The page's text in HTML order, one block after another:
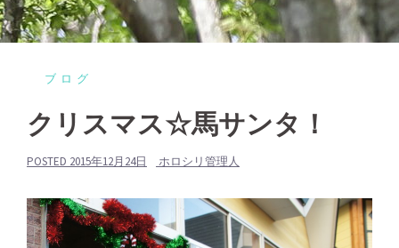
ブログ
クリスマス☆馬サンタ！
POSTED 2015年12月24日 ホロシリ管理人